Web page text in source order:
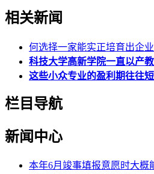
相关新闻
何选择一家能实正培育出企
科技大学高新学院一直以产
这些小众专业的盈利期往往
栏目导航
新闻中心
本年6月竣事填报意愿时大概